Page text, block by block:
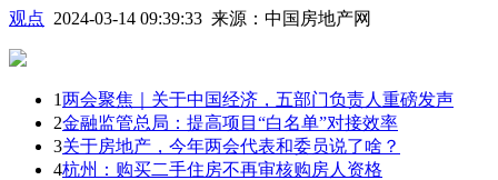
观点 2024-03-14 09:39:33 来源： 中国房地产网
1两会聚焦｜关于中国经济，五部门负责人重磅发声
2金融监管总局：提高项目“白名单”对接效率
3关于房地产，今年两会代表和委员说了啥？
4杭州：购买二手住房不再审核购房人资格